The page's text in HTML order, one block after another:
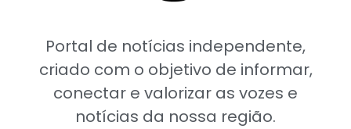
Portal de notícias independente,
criado com o objetivo de informar,
conectar e valorizar as vozes e
notícias da nossa região.